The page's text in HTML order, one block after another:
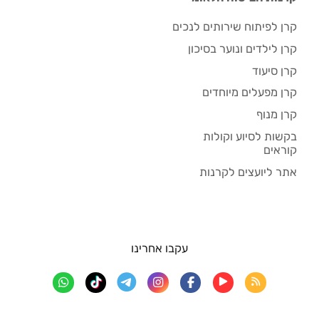
קרן לפיתוח שירותים לנכים
קרן לילדים ונוער בסיכון
קרן סיעוד
קרן מפעלים מיוחדים
קרן מנוף
בקשות לסיוע וקולות
קוראים
אתר ליועצים לקרנות
עקבו אחרינו